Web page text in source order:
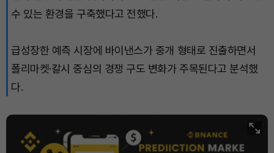
수 있는 환경을 구축했다고 전했다.
급성장한 예측 시장에 바이낸스가 중개 형태로 진출하면서
폴리마켓·칼시 중심의 경쟁 구도 변화가 주목된다고 분석했
다.